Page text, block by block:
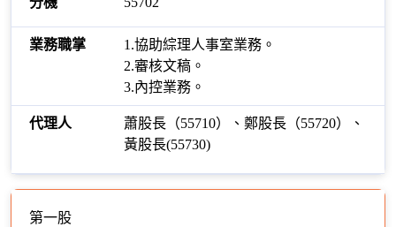
1.協助綜理人事室業務。
2.審核文稿。
3.內控業務。
蕭股長（55710）、鄭股長（55720）、
黃股長(55730)
第一股